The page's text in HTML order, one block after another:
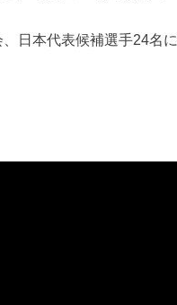
日本代表候補選手24名に